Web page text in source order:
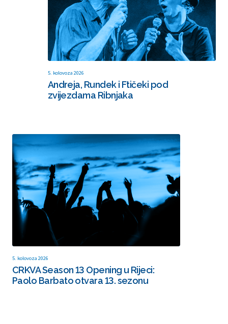
5. kolovoza 2026
Andreja, Rundek i Ftičeki pod
zvijezdama Ribnjaka
5. kolovoza 2026
CRKVA Season 13 Opening u Rijeci:
Paolo Barbato otvara 13. sezonu